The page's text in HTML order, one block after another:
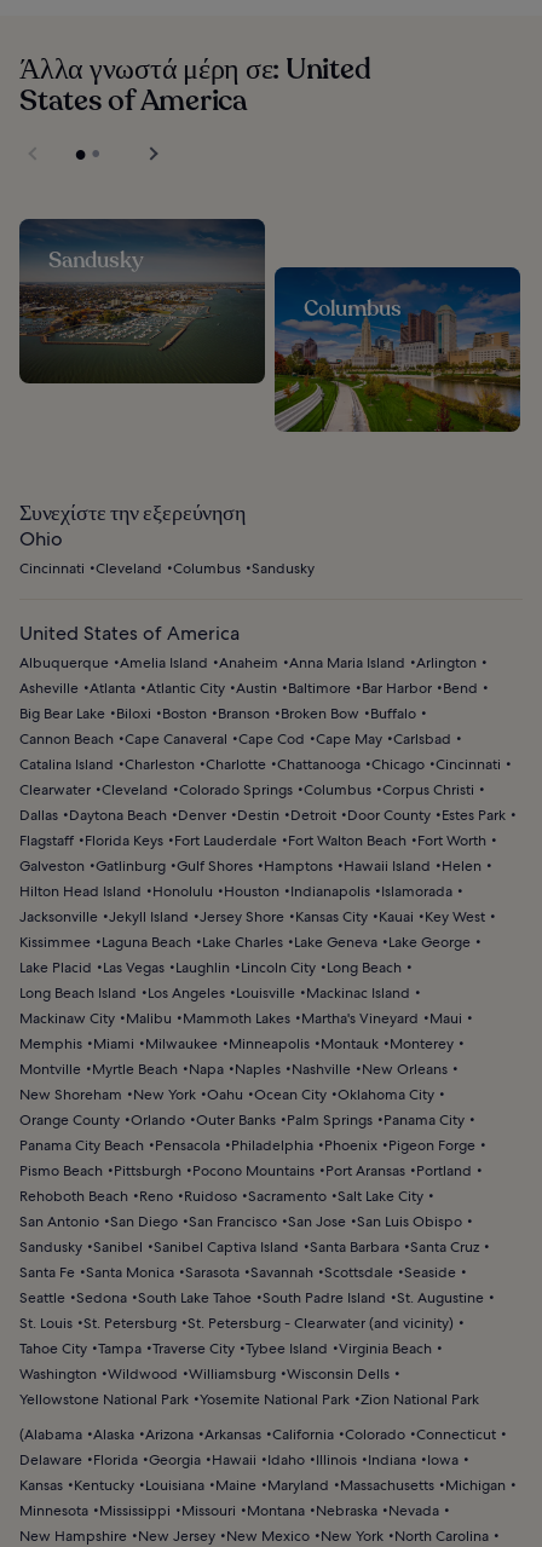
Άλλα γνωστά μέρη σε: United
States of America
Sandusky
Columbus
Συνεχίστε την εξερεύνηση
Ohio
Cincinnati Cleveland Columbus Sandusky
United States of America
Albuquerque Amelia Island Anaheim Anna Maria Island
Arlington
Asheville Atlanta Atlantic City Austin Baltimore Bar Harbor
Bend
Big Bear Lake
Biloxi Boston Branson Broken Bow
Buffalo
Cannon Beach
Cape Canaveral Cape Cod Cape May Carlsbad
Catalina Island
Charleston Charlotte Chattanooga Chicago Cincinnati
Clearwater Cleveland Colorado Springs Columbus Corpus Christi
Dallas
Daytona Beach Denver Destin Detroit Door County
Estes Park
Flagstaff
Florida Keys Fort Lauderdale Fort Walton Beach
Fort Worth
Galveston
Gatlinburg Gulf Shores Hamptons Hawaii Island
Helen
Hilton Head Island
Honolulu Houston Indianapolis
Islamorada
Jacksonville Jekyll Island Jersey Shore Kansas City Kauai
Key West
Kissimmee
Laguna Beach Lake Charles Lake Geneva
Lake George
Lake Placid
Las Vegas Laughlin Lincoln City
Long Beach
Long Beach Island
Los Angeles Louisville
Mackinac Island
Mackinaw City
Malibu Mammoth Lakes Martha's Vineyard
Maui
Memphis
Miami Milwaukee Minneapolis Montauk
Monterey
Montville
Myrtle Beach Napa Naples Nashville
New Orleans
New Shoreham
New York Oahu Ocean City Oklahoma City
Orange County Orlando Outer Banks Palm Springs
Panama City
Panama City Beach
Pensacola Philadelphia Phoenix
Pigeon Forge
Pismo Beach
Pittsburgh Pocono Mountains Port Aransas
Portland
Rehoboth Beach
Reno Ruidoso Sacramento Salt Lake City
San Antonio San Diego San Francisco San Jose San Luis Obispo
Sandusky Sanibel Sanibel Captiva Island Santa Barbara Santa Cruz
Santa Fe Santa Monica Sarasota Savannah Scottsdale Seaside
Seattle Sedona South Lake Tahoe South Padre Island
St. Augustine
St. Louis St. Petersburg St. Petersburg - Clearwater (and vicinity)
Tahoe City Tampa Traverse City Tybee Island
Virginia Beach
Washington
Wildwood Williamsburg Wisconsin Dells
Yellowstone National Park Yosemite National Park Zion National Park
(Alabama Alaska Arizona Arkansas California Colorado Connecticut
Delaware
Florida Georgia Hawaii Idaho Illinois Indiana
Iowa
Kansas
Kentucky Louisiana Maine Maryland Massachusetts
Michigan
Minnesota
Mississippi Missouri Montana Nebraska
Nevada
New Hampshire
New Jersey New Mexico New York
North Carolina